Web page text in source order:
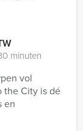
minuten
vol
the City is dé
en